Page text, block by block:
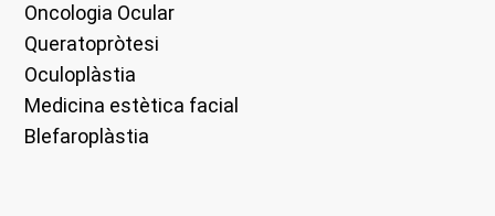
Oncologia Ocular
Queratopròtesi
Oculoplàstia
Medicina estètica facial
Blefaroplàstia